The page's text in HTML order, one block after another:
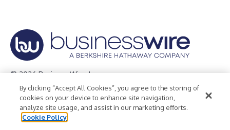
© 2026 Business Wire, Inc.
Privacy Policy Cookie Policy
Accessibility Statement
Terms of Use
Legal
By clicking “Accept All Cookies”, you agree to the storing of
cookies on your device to enhance site navigation,
analyze site usage, and assist in our marketing efforts.
Cookie Policy